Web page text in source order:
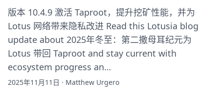
版本 10.4.9 激活 Taproot，提升挖矿性能，并为
Lotus 网络带来隐私改进 Read this Lotusia blog
update about 2025年冬至：第二撒母耳纪元为
Lotus 带回 Taproot and stay current with
ecosystem progress an…
2025年11月11日 · Matthew Urgero